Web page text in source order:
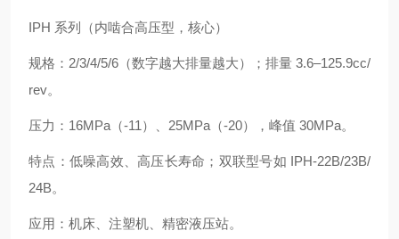
IPH 系列（内啮合高压型，核心）
规格：2/3/4/5/6（数字越大排量越大）；排量 3.6–125.9cc/
rev。
压力：16MPa（-11）、25MPa（-20），峰值 30MPa。
特点：低噪高效、高压长寿命；双联型号如 IPH-22B/23B/
24B。
应用：机床、注塑机、精密液压站。